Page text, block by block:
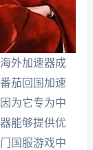
外加速器成
茄回国加速
为它专为中
能够提供优
国服游戏中